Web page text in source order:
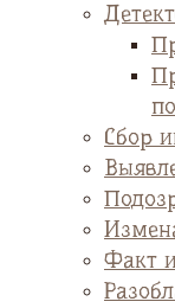
Сбор
Факт